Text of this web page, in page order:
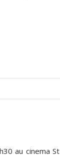
au cinema St